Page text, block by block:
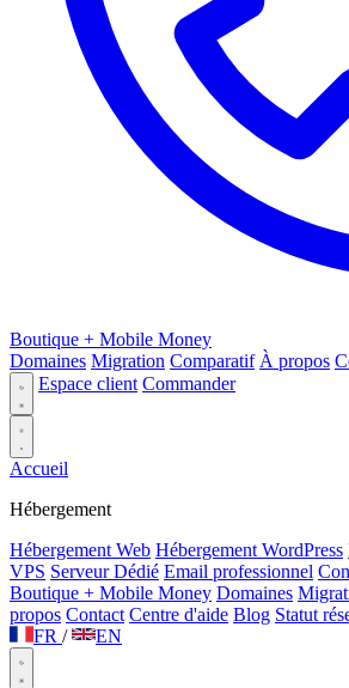
Boutique + Mobile Money
Domaines Migration Comparatif À propos
Espace client Commander
Accueil
Hébergement
Hébergement Web Hébergement WordPress
VPS Serveur Dédié Email professionnel
Boutique + Mobile Money Domaines
propos Contact Centre d'aide Blog Statut
FR / EN